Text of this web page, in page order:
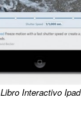
Libro Interactivo Ipad